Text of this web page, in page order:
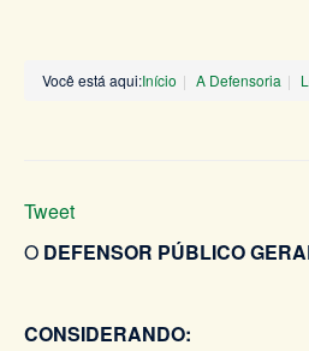
Você está aqui:Início A Defensoria
Tweet
O DEFENSOR PÚBLICO
CONSIDERANDO: